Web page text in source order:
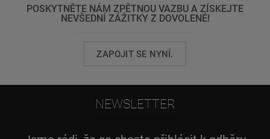
POSKYTNĚTE NÁM ZPĚTNOU VAZBU A ZÍSKEJTE
NEVŠEDNÍ ZÁŽITKY Z DOVOLENÉ!
ZAPOJIT SE NYNÍ.
NEWSLETTER